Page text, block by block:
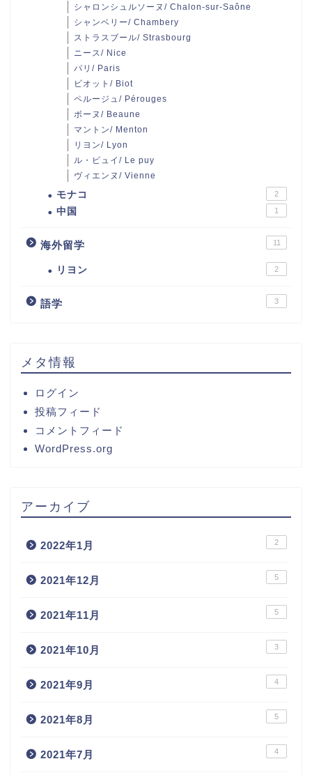
シャロンシュルソーヌ/ Chalon-sur-Saône
シャンベリー/ Chambery
ストラスブール/ Strasbourg
ニース/ Nice
パリ/ Paris
ビオット/ Biot
ペルージュ/ Pérouges
ボーヌ/ Beaune
マントン/ Menton
リヨン/ Lyon
ル・ピュイ/ Le puy
ヴィエンヌ/ Vienne
モナコ 2
中国 1
海外留学 11
リヨン 2
語学 3
メタ情報
ログイン
投稿フィード
コメントフィード
WordPress.org
アーカイブ
2022年1月 2
2021年12月 5
2021年11月 5
2021年10月 3
2021年9月 4
2021年8月 5
2021年7月 4